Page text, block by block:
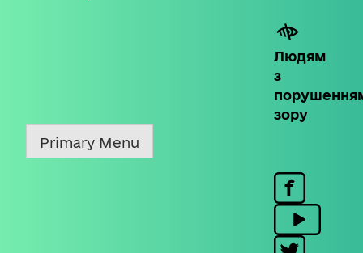
Людям
з
зору
Primary Menu